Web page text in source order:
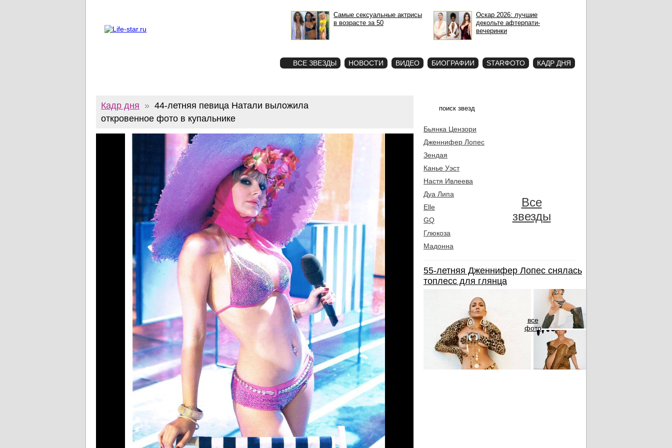
Самые сексуальные актрисы
в возрасте за 50
Оскар 2026: лучшие
декольте афтерпати-
вечеринки
ВСЕ ЗВЕЗДЫ НОВОСТИ ВИДЕО БИОГРАФИИ STARФОТО КАДР ДНЯ
Кадр дня » 44-летняя певица Натали выложила
откровенное фото в купальнике
Бьянка Цензори
Дженнифер Лопес
Зендая
Канье Уэст
Настя Ивлеева
Дуа Липа
Elle
GQ
Глюкоза
Мадонна
Все
звезды
55-летняя Дженнифер Лопес снялась
топлесс для глянца
все
фото